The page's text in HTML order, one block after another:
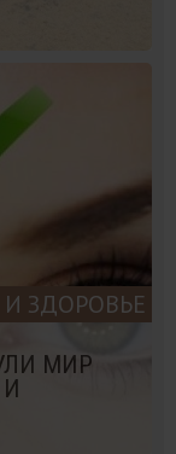
И ЗДОРОВЬЕ
МИР